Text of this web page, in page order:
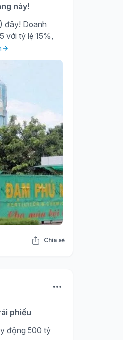
này!
đây! Doanh
với tỷ lệ 15%,
Chia sẻ
phiếu
động 500 tỷ